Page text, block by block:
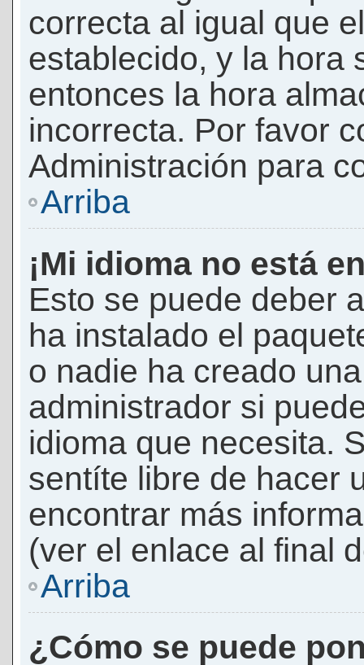
correcta al igual que
establecido, y la hora
entonces la hora
incorrecta. Por favor
Administración para
Arriba
¡Mi idioma no está
Esto se puede deber
ha instalado el
o nadie ha creado
administrador si
idioma que necesita.
sentíte libre de hacer
encontrar más
(ver el enlace al final
Arriba
¿Cómo se puede